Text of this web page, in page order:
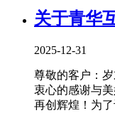
关于青华
2025-12-31
尊敬的客户：
衷心的感谢与
再创辉煌！为